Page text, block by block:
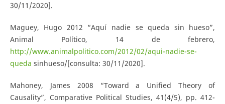
30/11/2020].
Maguey, Hugo 2012 “Aquí nadie se queda sin hueso”,
Animal Político, 14 de febrero,
http://www.animalpolitico.com/2012/02/aqui-nadie-se-
queda sinhueso/[consulta: 30/11/2020].
Mahoney, James 2008 “Toward a Unified Theory of
Causality”, Comparative Political Studies, 41(4/5), pp. 412-